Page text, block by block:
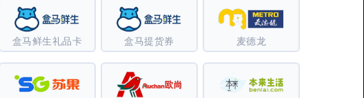
盒马鲜生礼品卡 盒马提货券 麦德龙